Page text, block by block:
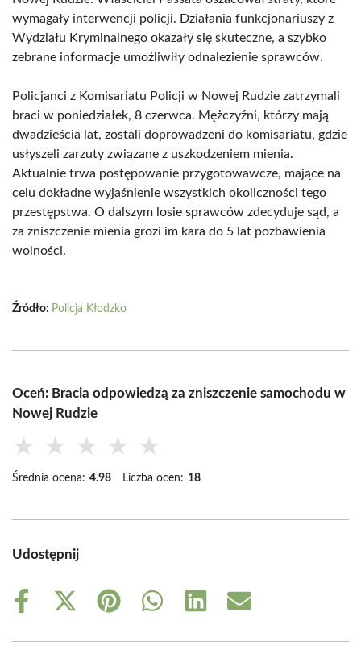
wymagały interwencji policji. Działania funkcjonariuszy z
Wydziału Kryminalnego okazały się skuteczne, a szybko
zebrane informacje umożliwiły odnalezienie sprawców.
Policjanci z Komisariatu Policji w Nowej Rudzie zatrzymali
braci w poniedziałek, 8 czerwca. Mężczyźni, którzy mają
dwadzieścia lat, zostali doprowadzeni do komisariatu, gdzie
usłyszeli zarzuty związane z uszkodzeniem mienia.
Aktualnie trwa postępowanie przygotowawcze, mające na
celu dokładne wyjaśnienie wszystkich okoliczności tego
przestępstwa. O dalszym losie sprawców zdecyduje sąd, a
za zniszczenie mienia grozi im kara do 5 lat pozbawienia
wolności.
Źródło: Policja Kłodzko
Oceń: Bracia odpowiedzą za zniszczenie samochodu w
Nowej Rudzie
★ ★ ★ ★ ★
Średnia ocena: 4.98 Liczba ocen: 18
Udostępnij
Share
Share
(Twitter)
Share
Share
Share
Share